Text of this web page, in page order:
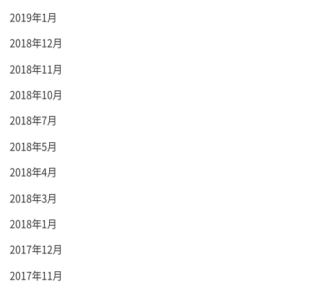
2019年1月
2018年12月
2018年11月
2018年10月
2018年7月
2018年5月
2018年4月
2018年3月
2018年1月
2017年12月
2017年11月